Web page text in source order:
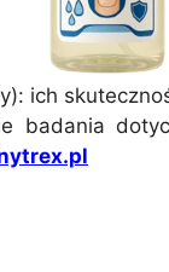
ich
badania